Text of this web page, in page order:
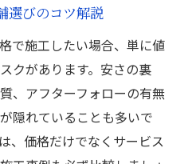
グの賢いプラン活用法
とキャンペーンの見極
用を比較する際の注意
選びのコツ解説
で施工したい場合、単に値
クがあります。安さの裏
、アフターフォローの有無
隠れていることも多いで
、価格だけでなくサービス